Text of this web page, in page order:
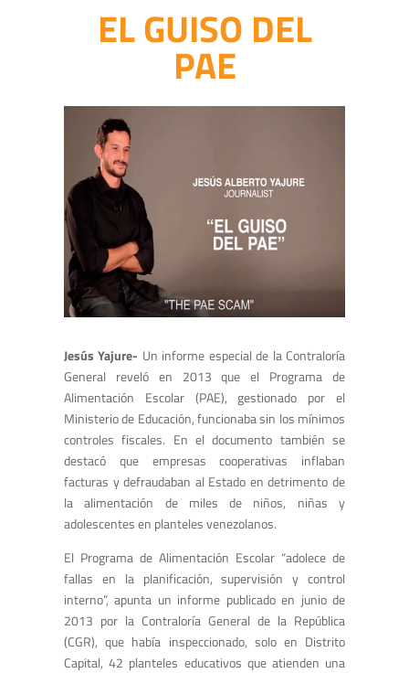
EL GUISO DEL
PAE
Jesús Yajure- Un informe especial de la Contraloría
General reveló en 2013 que el Programa de
Alimentación Escolar (PAE), gestionado por el
Ministerio de Educación, funcionaba sin los mínimos
controles fiscales. En el documento también se
destacó que empresas cooperativas inflaban
facturas y defraudaban al Estado en detrimento de
la alimentación de miles de niños, niñas y
adolescentes en planteles venezolanos.
El Programa de Alimentación Escolar “adolece de
fallas en la planificación, supervisión y control
interno”, apunta un informe publicado en junio de
2013 por la Contraloría General de la República
(CGR), que había inspeccionado, solo en Distrito
Capital, 42 planteles educativos que atienden una